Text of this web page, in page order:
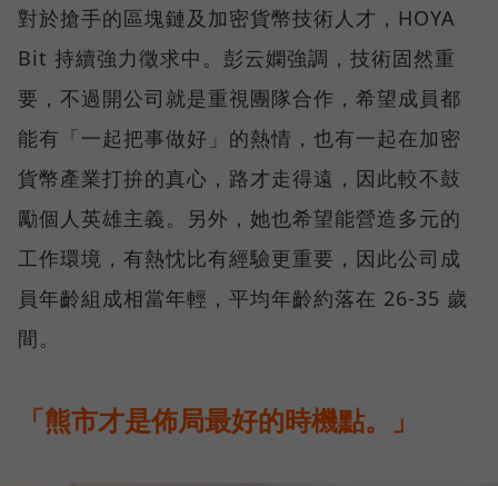
對於搶手的區塊鏈及加密貨幣技術人才，HOYA
Bit 持續強力徵求中。彭云嫻強調，技術固然重
要，不過開公司就是重視團隊合作，希望成員都
能有「一起把事做好」的熱情，也有一起在加密
貨幣產業打拚的真心，路才走得遠，因此較不鼓
勵個人英雄主義。另外，她也希望能營造多元的
工作環境，有熱忱比有經驗更重要，因此公司成
員年齡組成相當年輕，平均年齡約落在 26-35 歲
間。
「熊市才是佈局最好的時機點。」